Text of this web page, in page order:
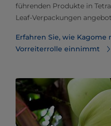
führenden Produkte in
Leaf-Verpackungen
Erfahren Sie, wie Kagome
Vorreiterrolle einnimmt